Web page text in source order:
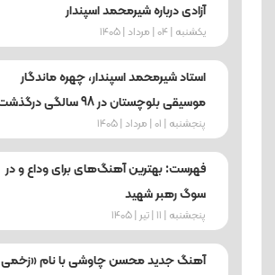
آزادی درباره شیرمحمد اسپندار
یکشنبه | 04 | مرداد | 1405
استاد شیرمحمد اسپندار، چهره ماندگار
موسیقی بلوچستان در 98 سالگی درگذشت
پنجشنبه | 01 | مرداد | 1405
فهرست: بهترین آهنگ‌های برای وداع و در
سوگ رهبر شهید
پنجشنبه | 11 | تیر | 1405
آهنگ جدید محسن چاوشی با نام «زخمی